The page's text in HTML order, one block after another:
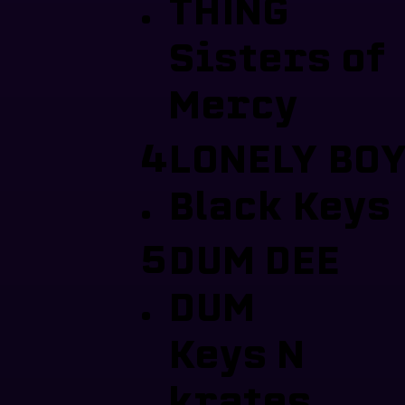
THING
Sisters of
Mercy
4
.
LONELY
Black Keys
5
.
DUM DEE
DUM
Keys N